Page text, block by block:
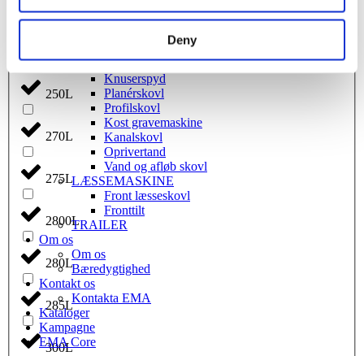
Deny
240L
250L
270L
275L
2800L
280L
285L
300L
Hydraulisk planérskovl
Rive gravemaskine
Knuserspyd
Planérskovl
Profilskovl
Kost gravemaskine
Kanalskovl
Oprivertand
Vand og afløb skovl
LÆSSEMASKINE
Front læsseskovl
Fronttilt
TRAILER
Om os
Om os
Bæredygtighed
Kontakt os
Kontakta EMA
Kataloger
Kampagne
EMA Core